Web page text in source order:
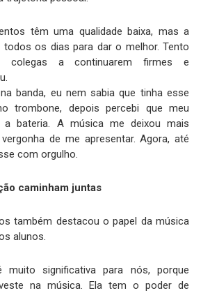
têm uma qualidade baixa, mas a
os dias para dar o melhor. Tento
colegas a continuarem firmes e
banda, eu nem sabia que tinha esse
trombone, depois percebi que meu
a bateria. A música me deixou mais
de me apresentar. Agora, até
com orgulho.
caminham juntas
também destacou o papel da música
alunos.
muito significativa para nós, porque
na música. Ela tem o poder de